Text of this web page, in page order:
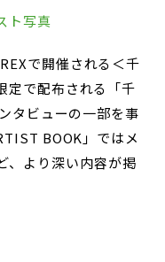
ト写真
で開催される＜千
定で配布される「千
タビューの一部を事
BOOK」ではメ
、より深い内容が掲